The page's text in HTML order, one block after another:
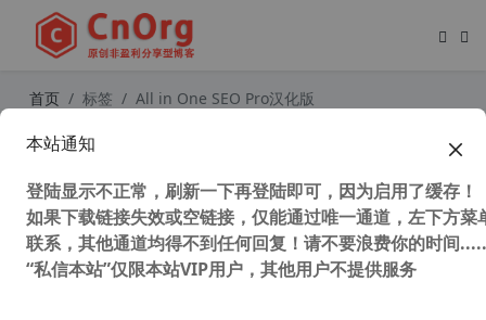
首页 标签 All in One SEO Pro汉化版
4.1.4.4】
本站通知
登陆显示不正常，刷新一下再登陆即可，因为启用了缓存！
如果下载链接失效或空链接，仅能通过唯一通道，左下方菜
联系，其他通道均得不到任何回复！请不要浪费你的时间
“私信本站”仅限本站VIP用户，其他用户不提供服务